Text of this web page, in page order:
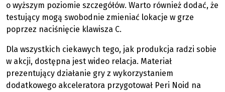
o wyższym poziomie szczegółów. Warto również dodać, że
testujący mogą swobodnie zmieniać lokacje w grze
poprzez naciśnięcie klawisza C.
Dla wszystkich ciekawych tego, jak produkcja radzi sobie
w akcji, dostępna jest wideo relacja. Materiał
prezentujący działanie gry z wykorzystaniem
dodatkowego akceleratora przygotował Peri Noid na